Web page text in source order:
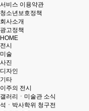
서비스 이용약관
청소년보호정책
회사소개
광고정책
HOME
전시
미술
사진
디자인
기타
이주의 전시
갤러리ㆍ미술관 소식
석ㆍ박사학위 청구전